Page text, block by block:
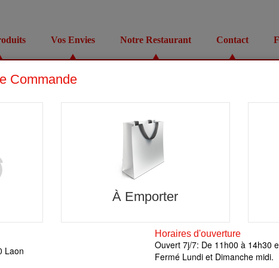
Vos Envies Notre Restaurant Contact
ligne sur notre site web pizza-bueno.fr, ou par téléphone sur le numéro
à Mons en laonnois et ses alentours.
règlements par Ticket Restaurant, Carte bancaire, Chèque, Espèce, .
pizza-bueno.fr qui affiche les produits et leurs prix à jour et avec la